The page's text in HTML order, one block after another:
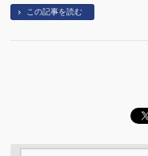
この記事を読む